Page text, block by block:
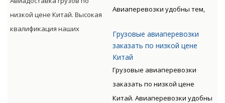
перевозки всех видов,
грузов.
низкой цене Китай. Высокая
квалификация наших
такого вида перевозки
дороже, чем доставка морем
либо машиной. Но стоимость
окупается преимуществами
авиаперевозок.
Авиаперевозки удобны тем,
время клиента. Грузы
доставляются быстро, без
такого вида перевозки
дороже, чем доставка морем
Грузовые авиаперевозки
заказать по низкой цене
Китай
Грузовые авиаперевозки
заказать по низкой цене
Китай. Авиаперевозки удобны